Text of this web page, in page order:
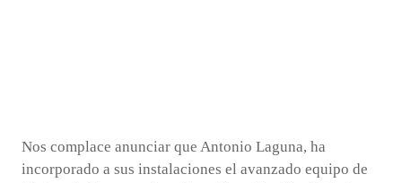
Nos complace anunciar que Antonio Laguna, ha
incorporado a sus instalaciones el avanzado equipo de